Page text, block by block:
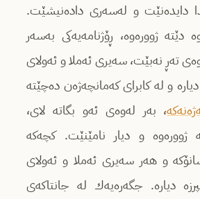
دایدەنێت و لەسەری دادەنیشێت.
دێتە ژوورەوە، ڕۆژنامەیەکی به‌سه‌ر
تەڕ نەبێت، سەیری ئەملا و ئەولای
و لە کابرای کەمانچەژەن دەچێتە
، بەر لەوەی ئەو بگاتە لای‌،
و دیار نامێنێت. کچەکە
و هەر سەیری ئەملا و ئەولای
دیارە. جگەرەیەك لە جانتاکەی